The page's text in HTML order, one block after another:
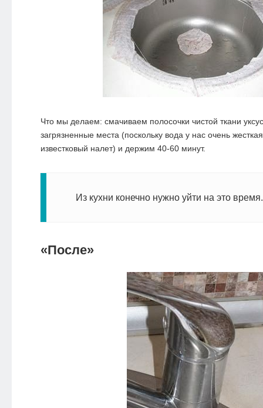
Что мы делаем: смачиваем полосочки чистой ткани
загрязненные места (поскольку вода у нас очень
известковый налет) и держим 40-60 минут.
Из кухни конечно нужно уйти на это время.
«После»